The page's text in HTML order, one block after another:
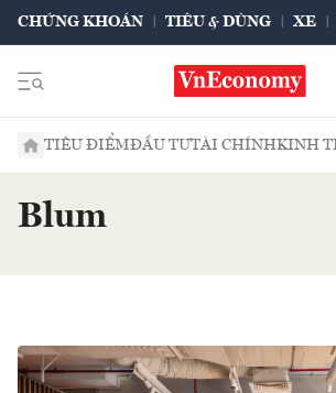
CHỨNG KHOÁN TIÊU & DÙNG XE
TIÊU ĐIỂMĐẦU TƯTÀI CHÍNHKINH
Blum